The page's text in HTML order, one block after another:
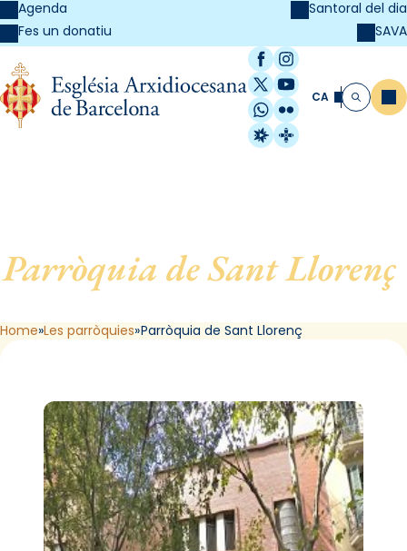
Agenda
Fes un donatiu
Santoral del dia
SAVA
Facebook
Instagram
X / Twitter
YouTube
WhatsApp
Flickr
Radio Estel
Catalunya
CA Cerca
Parròquia de Sant Llorenç,
Home Les parròquies Parròquia de Sant Llorenç